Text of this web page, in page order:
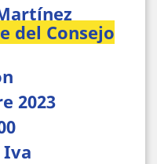
del Consejo
2023
Iva